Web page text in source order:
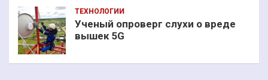
ТЕХНОЛОГИИ
Ученый опроверг слухи о вреде
вышек 5G